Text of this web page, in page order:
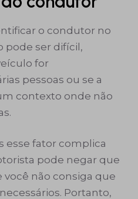
o condutor no
pode ser difícil,
for
pessoas ou se a
contexto onde não
esse fator complica
pode negar que
você não consiga que
Portanto,